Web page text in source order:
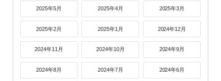
2025年5月 2025年4月 2025年3月
2025年2月 2025年1月 2024年12月
2024年11月 2024年10月 2024年9月
2024年8月 2024年7月 2024年6月